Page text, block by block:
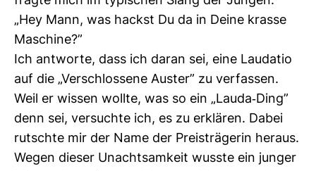
„Hey Mann, was hackst Du da in Deine krasse
Maschine?”
Ich ant­worte, dass ich daran sei, eine Lau­datio
auf die „Ver­schlos­sene Auster” zu ver­fassen.
Weil er wissen wollte, was so ein „Lauda-​Ding”
denn sei, ver­suchte ich, es zu erklären. Dabei
rutschte mir der Name der Preis­trä­gerin heraus.
Wegen dieser Unacht­sam­keit wusste ein junger